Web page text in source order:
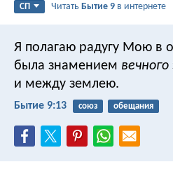
СП ЧитатьБытие 9 в интернете
Я полагаю радугу Мою в
была знамением вечного
и между землею.
Бытие 9:13 союз обещания